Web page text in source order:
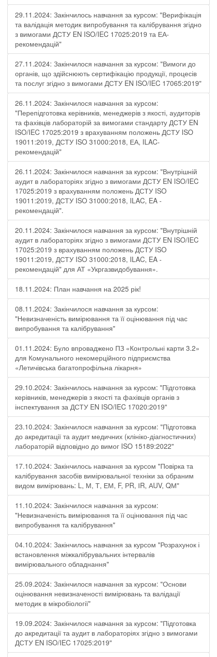
29.11.2024: Закінчилось навчання за курсом: "Верифікація
та валідація методик випробування та калібрування згідно
з вимогами ДСТУ EN ISO/IEC 17025:2019 та ЕА-
рекомендацій"
27.11.2024: Закінчилося навчання за курсом: "Вимоги до
органів, що здійснюють сертифікацію продукції, процесів
та послуг згідно з вимогами ДСТУ EN ISO/IEC 17065:2019"
26.11.2024: Закінчилося навчання за курсом:
"Перепідготовка керівників, менеджерів з якості, аудиторів
та фахівців лабораторій за вимогами стандарту ДСТУ EN
ISO/IEC 17025:2019 з врахуванням положень ДСТУ ISO
19011:2019, ДСТУ ISO 31000:2018, ЕА, ILAC-
рекомендацій"
26.11.2024: Закінчилося навчання за курсом: "Внутрішній
аудит в лабораторіях згідно з вимогами ДСТУ EN ISO/IEC
17025:2019 з врахуванням положень ДСТУ ISO
19011:2019, ДСТУ ISO 31000:2018, ILAC, EA -
рекомендацій".
20.11.2024: Закінчилося навчання за курсом: "Внутрішній
аудит в лабораторіях згідно з вимогами ДСТУ EN ISO/IEC
17025:2019 з врахуванням положень ДСТУ ISO
19011:2019, ДСТУ ISO 31000:2018, ILAC, EA -
рекомендацій" для АТ «Укргазвидобування».
18.11.2024: План навчання на 2025 рік!
08.11.2024: Закінчилося навчання за курсом:
"Невизначеність вимірювання та її оцінювання під час
випробування та калібрування"
01.11.2024: Було впроваджено ПЗ «Контрольні карти 3.2»
для Комунального некомерційного підприємства
«Летичівська багатопрофільна лікарня»
29.10.2024: Закінчилось навчання за курсом: "Підготовка
керівників, менеджерів з якості та фахівців органів з
інспектування за ДСТУ EN ISO/IEC 17020:2019"
23.10.2024: Закінчилося навчання за курсом: "Підготовка
до акредитації та аудит медичних (клініко-діагностичних)
лабораторій відповідно до вимог ISO 15189:2022"
17.10.2024: Закінчилось навчання за курсом "Повірка та
калібрування засобів вимірювальної техніки за обраним
видом вимірювань: L, М, Т, ЕМ, F, РR, ІR, АUV, QМ"
11.10.2024: Закінчилося навчання за курсом:
"Невизначеність вимірювання та її оцінювання під час
випробування та калібрування"
04.10.2024: Закінчилось навчання за курсом "Розрахунок і
встановлення міжкалібрувальних інтервалів
вимірювального обладнання"
25.09.2024: Закінчилося навчання за курсом: "Основи
оцінювання невизначеності вимірювань та валідації
методик в мікробіології"
19.09.2024: Закінчилося навчання за курсом: "Підготовка
до акредитації та аудит в лабораторіях згідно з вимогами
ДСТУ EN ISO/IEC 17025:2019"